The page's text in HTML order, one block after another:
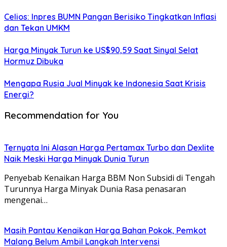
Celios: Inpres BUMN Pangan Berisiko Tingkatkan Inflasi
dan Tekan UMKM
Harga Minyak Turun ke US$90,59 Saat Sinyal Selat
Hormuz Dibuka
Mengapa Rusia Jual Minyak ke Indonesia Saat Krisis
Energi?
Recommendation for You
Ternyata Ini Alasan Harga Pertamax Turbo dan Dexlite
Naik Meski Harga Minyak Dunia Turun
Penyebab Kenaikan Harga BBM Non Subsidi di Tengah
Turunnya Harga Minyak Dunia Rasa penasaran
mengenai…
Masih Pantau Kenaikan Harga Bahan Pokok, Pemkot
Malang Belum Ambil Langkah Intervensi